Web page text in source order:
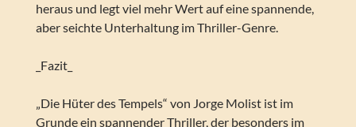
heraus und legt viel mehr Wert auf eine spannende,
aber seichte Unterhaltung im Thriller-Genre.
_Fazit_
„Die Hüter des Tempels“ von Jorge Molist ist im
Grunde ein spannender Thriller, der besonders im